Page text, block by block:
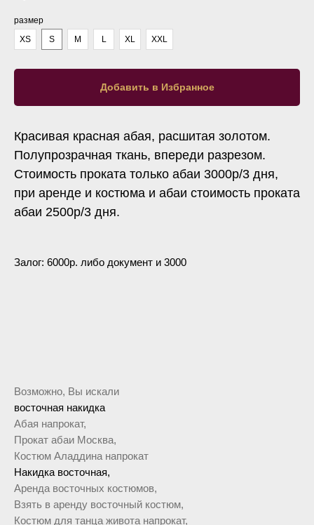
размер
XS
S M L XL XXL
Добавить в Избранное
Красивая красная абая, расшитая золотом.
Полупрозрачная ткань, впереди разрезом.
Стоимость проката только абаи 3000р/3 дня,
при аренде и костюма и абаи стоимость проката
абаи 2500р/3 дня.
Залог: 6000р. либо документ и 3000
Возможно, Вы искали
восточная накидка
Абая напрокат,
Прокат абаи Москва,
Костюм Аладдина напрокат
Накидка восточная,
Аренда восточных костюмов,
Взять в аренду восточный костюм,
Костюм для танца живота напрокат,